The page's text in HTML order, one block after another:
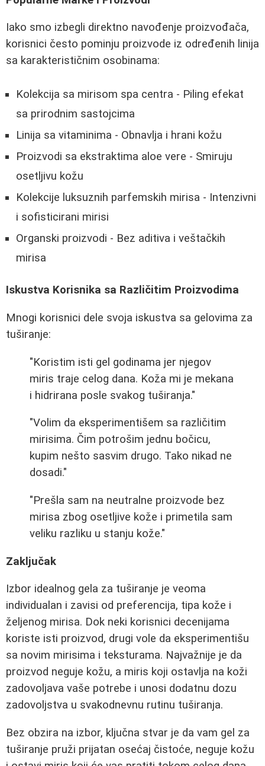
Iako smo izbegli direktno navođenje proizvođača,
korisnici često pominju proizvode iz određenih linija
sa karakterističnim osobinama:
Kolekcija sa mirisom spa centra - Piling efekat
sa prirodnim sastojcima
Linija sa vitaminima - Obnavlja i hrani kožu
Proizvodi sa ekstraktima aloe vere - Smiruju
osetljivu kožu
Kolekcije luksuznih parfemskih mirisa - Intenzivni
i sofisticirani mirisi
Organski proizvodi - Bez aditiva i veštačkih
mirisa
Iskustva Korisnika sa Različitim Proizvodima
Mnogi korisnici dele svoja iskustva sa gelovima za
tuširanje:
"Koristim isti gel godinama jer njegov
miris traje celog dana. Koža mi je mekana
i hidrirana posle svakog tuširanja."
"Volim da eksperimentišem sa različitim
mirisima. Čim potrošim jednu bočicu,
kupim nešto sasvim drugo. Tako nikad ne
dosadi."
"Prešla sam na neutralne proizvode bez
mirisa zbog osetljive kože i primetila sam
veliku razliku u stanju kože."
Zaključak
Izbor idealnog gela za tuširanje je veoma
individualan i zavisi od preferencija, tipa kože i
željenog mirisa. Dok neki korisnici decenijama
koriste isti proizvod, drugi vole da eksperimentišu
sa novim mirisima i teksturama. Najvažnije je da
proizvod neguje kožu, a miris koji ostavlja na koži
zadovoljava vaše potrebe i unosi dodatnu dozu
zadovoljstva u svakodnevnu rutinu tuširanja.
Bez obzira na izbor, ključna stvar je da vam gel za
tuširanje pruži prijatan osećaj čistoće, neguje kožu